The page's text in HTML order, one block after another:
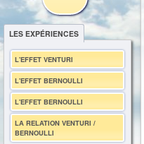
LES EXPÉRIENCES
L'EFFET VENTURI
L'EFFET BERNOULLI
L'EFFET BERNOULLI
LA RELATION VENTURI /
BERNOULLI